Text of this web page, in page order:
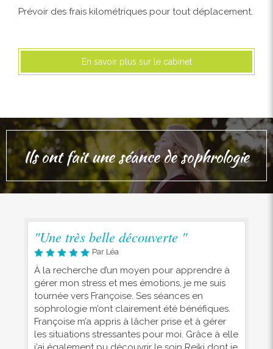
Prévoir des frais kilométriques pour tout déplacement.
En savoir plus sur le cabinet
Ils ont fait une séance de sophrologie
"Une très belle découverte "
Par Léa
À la recherche d’un moyen pour apprendre à
gérer mon stress et mes émotions, je me suis
tournée vers Françoise. Ses séances en
sophrologie m’ont clairement été bénéfiques.
Françoise m’a appris à lâcher prise et à gérer
les situations stressantes pour moi. Grâce à elle